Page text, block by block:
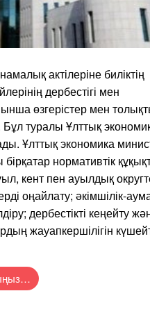
актілеріне биліктің
дербестігі мен
өзгерістер мен
туралы Ұлттық
Ұлттық экономика
нормативтік
кент пен ауылдық
оңайлату; әкімшілік-
дербестікті кеңейту
жауапкершілігін